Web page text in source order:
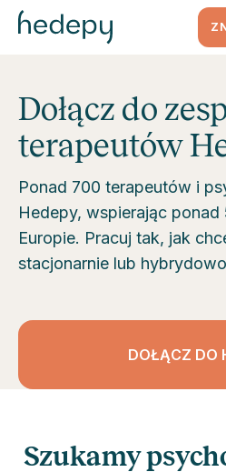
Dołącz do
terapeutów
Ponad 700 terapeutów i
Hedepy, wspierając
Europie. Pracuj tak, jak
stacjonarnie lub
DOŁĄCZ DO
Szukamy